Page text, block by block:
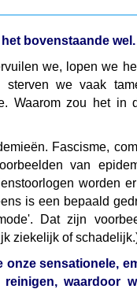
bovenstaande wel.
we, lopen we
sterven we vaak
Waarom zou het in
Fascisme,
van
worden
is een bepaald
Dat zijn
ziekelijk of
onze sensationele,
waardoor